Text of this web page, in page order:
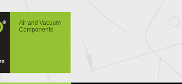
ORVAir and Vacuum
Components